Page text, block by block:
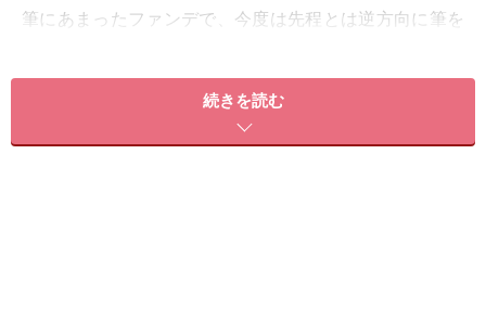
筆にあまったファンデで、今度は先程とは逆方向に筆を
ラになりやすいのですが、こうする事で肌に均一にファ
ンデを馴染ませる事が出来ます。
続きを読む